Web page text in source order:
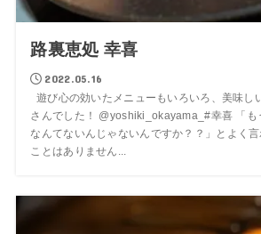
路裏恵処 幸喜
2022.05.16
遊び心の効いたメニューもいろいろ、美味し
さんでした！ @yoshiki_okayama_#幸喜 「も
なんてないんじゃないんですか？？」とよく
ことはありません...